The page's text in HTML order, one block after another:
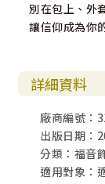
別在包上、外
讓信仰成為你
詳細資料
廠商編號：
出版日期：
分類：福音
適用對象：